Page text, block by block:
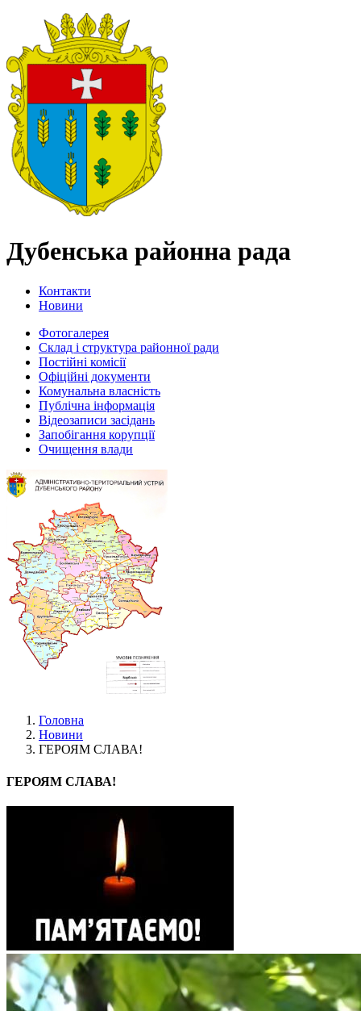
Дубенська районна рада
Контакти
Новини
Фотогалерея
Склад і структура районної ради
Постійні комісії
Офіційні документи
Комунальна власність
Публічна інформація
Відеозаписи засідань
Запобігання корупції
Очищення влади
Головна
Новини
ГЕРОЯМ СЛАВА!
ГЕРОЯМ СЛАВА!